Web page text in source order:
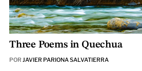
Three Poems in Quechua
POR JAVIER PARIONA SALVATIERRA